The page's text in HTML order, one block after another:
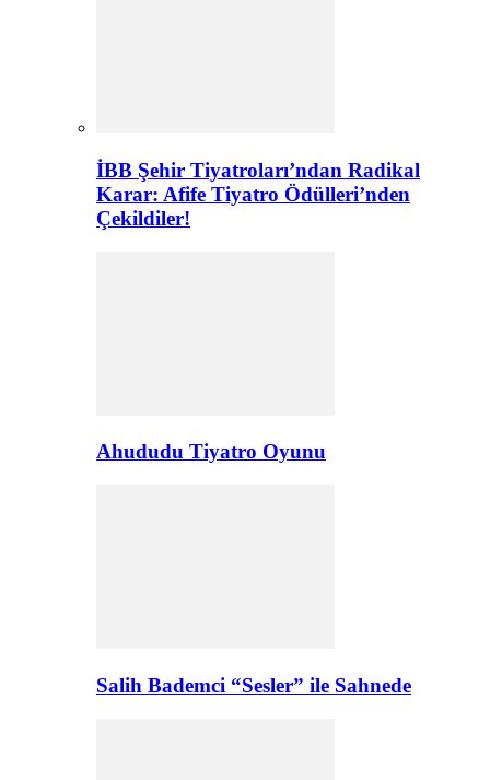
İBB Şehir Tiyatroları’ndan Radikal
Karar: Afife Tiyatro Ödülleri’nden
Çekildiler!
Ahududu Tiyatro Oyunu
Salih Bademci “Sesler” ile Sahnede